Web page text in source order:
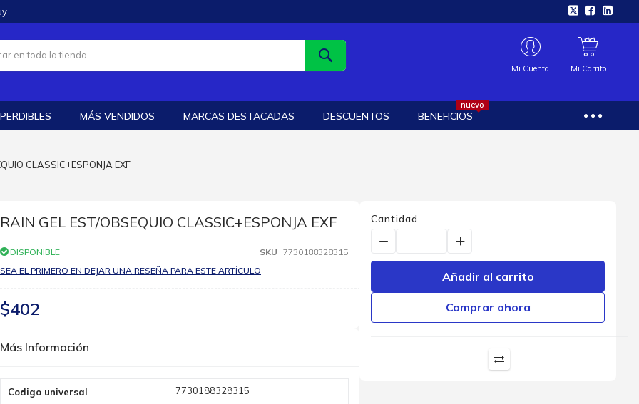
Mi Cuenta Mi Carrito
MÁS VENDIDOS MARCAS DESTACADAS DESCUENTOS BENEFICIOS
nuevo
CLASSIC+ESPONJA EXF
RAIN GEL EST/OBSEQUIO CLASSIC+ESPONJA EXF
DISPONIBLE SKU 7730188328315
SEA EL PRIMERO EN DEJAR UNA RESEÑA PARA ESTE ARTÍCULO
$402
Más Información
Información
Codigo universal 7730188328315
Cantidad
Añadir al carrito
Comprar ahora